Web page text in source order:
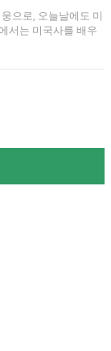
으로, 오늘날에도 미
서는 미국사를 배우